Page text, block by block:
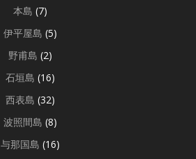
本島 (7)
伊平屋島 (5)
野甫島 (2)
石垣島 (16)
西表島 (32)
波照間島 (8)
与那国島 (16)